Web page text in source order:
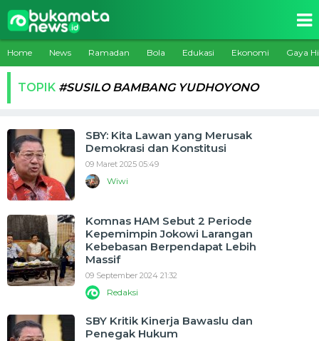
Home News Ramadan Bola Edukasi Ekonomi Gaya
TOPIK #SUSILO BAMBANG YUDHOYONO
SBY: Kita Lawan yang Merusak
Demokrasi dan Konstitusi
09 Maret 2025 05:49
Wiwi
Komnas HAM Sebut 2 Periode
Kepemimpin Jokowi Larangan
Kebebasan Berpendapat Lebih
Massif
09 September 2024 21:32
Redaksi
SBY Kritik Kinerja Bawaslu dan
Penegak Hukum